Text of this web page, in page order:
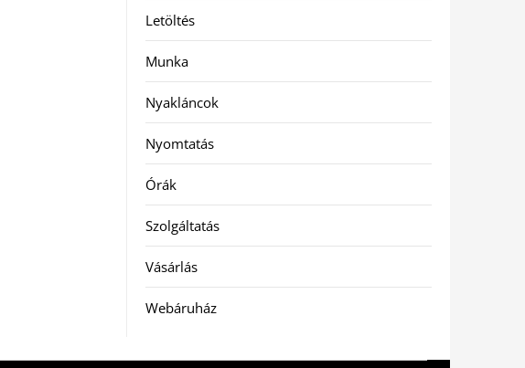
Letöltés
Munka
Nyakláncok
Nyomtatás
Órák
Szolgáltatás
Vásárlás
Webáruház